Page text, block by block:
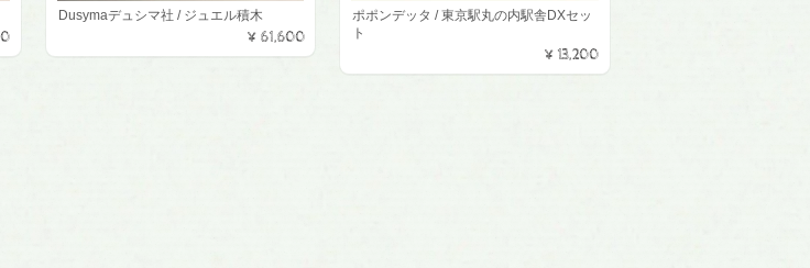
Dusymaデュシマ社 / ジュエル積木
¥61,600
ポポンデッタ / 東京駅丸の内駅舎DXセッ
ト
¥13,200